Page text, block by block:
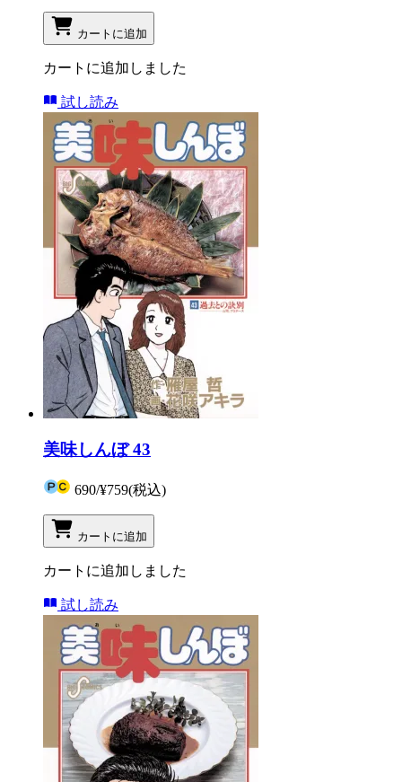
カートに追加
カートに追加しました
試し読み
美味しんぼ 43
690/¥759(税込)
カートに追加
カートに追加しました
試し読み